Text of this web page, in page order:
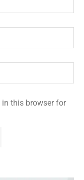
in this browser for